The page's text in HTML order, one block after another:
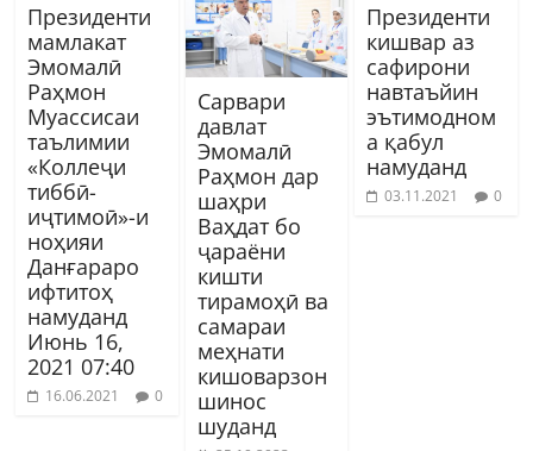
Президенти
мамлакат
Эмомалӣ
Раҳмон
Муассисаи
таълимии
«Коллеҷи
тиббӣ-
иҷтимоӣ»-и
ноҳияи
Данғараро
ифтитоҳ
намуданд
Июнь 16,
2021 07:40
16.06.2021 0
Сарвари
давлат
Эмомалӣ
Раҳмон дар
шаҳри
Ваҳдат бо
ҷараёни
кишти
тирамоҳӣ ва
самараи
меҳнати
кишоварзон
шинос
шуданд
Президенти
кишвар аз
сафирони
навтаъйин
эътимодном
а қабул
намуданд
03.11.2021 0